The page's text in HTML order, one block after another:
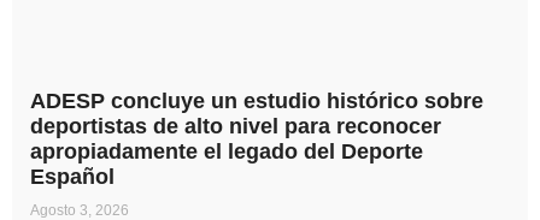
ADESP concluye un estudio histórico sobre
deportistas de alto nivel para reconocer
apropiadamente el legado del Deporte
Español
Agosto 3, 2026